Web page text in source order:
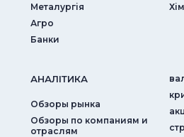
Металургія
Агро
Банки
АНАЛIТИКА
Обзоры рынка
Обзоры по компаниям и
отраслям